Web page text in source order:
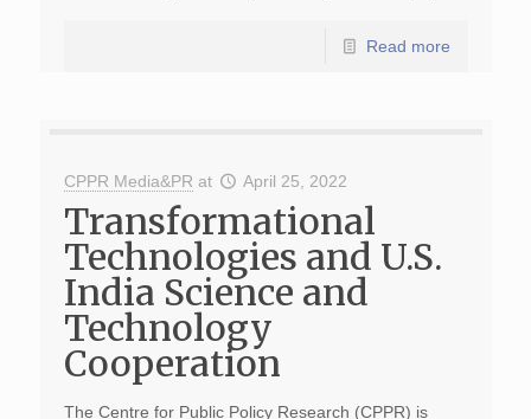
Read more
CPPR Media&PR at April 25, 2022
Transformational
Technologies and U.S.
India Science and
Technology
Cooperation
The Centre for Public Policy Research (CPPR) is